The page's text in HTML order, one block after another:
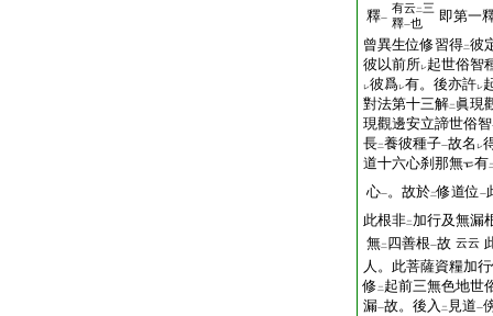
釋一
有云二 三
釋一也
即第一
曾異生位修習得二彼
彼以前所レ起世俗智
レ彼爲レ有。後亦許レ
對法第十三解二 眞現
現觀邊安立諦世俗智
長二養彼種子一故名 レ
道十六心刹那無
有
心一。故於二修道位 一
此根非二 加行及無漏
無二 四善根一故 云云
人。此菩薩資糧加
修 二 起前三無色地世
漏一故。後入 二 見道一